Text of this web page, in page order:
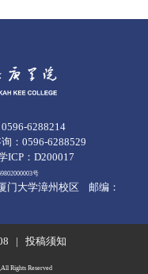
6288214
：0596-6288529
ICP：D200017
号
门大学漳州校区
邮编：
| 投稿须知
Rights Reserved